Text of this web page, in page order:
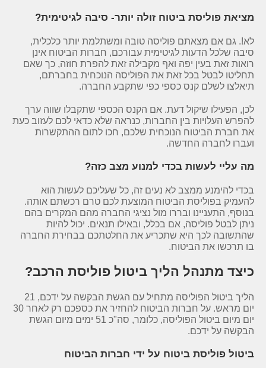
מציאת פוליסת ביטוח זולה יותר- סיבה לגיטימית?
לא!. גם אם מצאתם פוליסה טובה ומשתלמת יותר כלכלית,
סיבה שלכל הדעות לגיטימית עבורכם, חברות הביטוח אינן
רואות זאת בעין יפה ואף מקבילה זאת להפרת חוזה, כך שאם
תחליטו לבטל בכל זאת את הפוליסה הנוכחית בחברתם,
תיאלצו לשלם קנס כספי כפי שתקבע החברה.
לכן, הפעילו שיקול דעת. אם הקנס הכספי שתקבלו שווה ערך
להפרש העלויות בין החברות, כנראה שלא כדאי לכם לעזוב כעת
את חברת הביטוח הנוכחית שלכם, חכו לתום ההתקשרות
ועברו לחברה החדשה.
מה עליי לעשות בכדי למנוע מצב כזה?
בכדי להימנע ממצב לא נעים זה, כל שעליכם לעשות הוא
להעמיק בפוליסת הביטוח המוצעת לכם טרם רכשתם אותה.
בנוסף, התעניינו ובררו מול נציגי החברה מהם המקרים בהם
ניתן לבטל פוליסה, אם בכלל, ובאילו תנאים. יכול להיות
שהתשובה לכך היא שתכריע את החלטתכם בבחירת החברה
בו תרכשו את הביטוח.
כיצד מתנהל הליך ביטול פוליסת הרכב?
הליך ביטול הפוליסה מתחיל עם הגשת הבקשה על ידכם, 21
יום מראש. על חברות הביטוח להחזיר את כספכם רק לאחר 30
יום מיום ביטול הפוליסה, כלומר, סה"כ 51 ימים מיום הגשת
הבקשה על ידכם.
ביטול פוליסת ביטוח על ידי חברות הביטוח